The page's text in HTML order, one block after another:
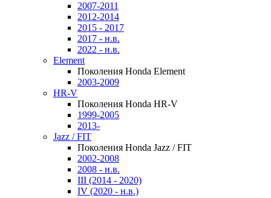
2007-2011
2012-2014
2015 - 2017
2017 - н.в.
2022 - н.в.
Element
Поколения Honda Element
2003-2009
HR-V
Поколения Honda HR-V
1999-2005
2013-
Jazz / FIT
Поколения Honda Jazz / FIT
2002-2008
2008 - н.в.
III (2014 - 2020)
IV (2020 - н.в.)